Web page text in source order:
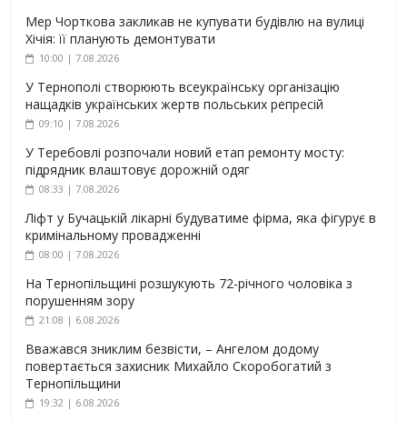
Мер Чорткова закликав не купувати будівлю на вулиці
Хічія: її планують демонтувати
10:00 | 7.08.2026
У Тернополі створюють всеукраїнську організацію
нащадків українських жертв польських репресій
09:10 | 7.08.2026
У Теребовлі розпочали новий етап ремонту мосту:
підрядник влаштовує дорожній одяг
08:33 | 7.08.2026
Ліфт у Бучацькій лікарні будуватиме фірма, яка фігурує в
кримінальному провадженні
08:00 | 7.08.2026
На Тернопільщині розшукують 72-річного чоловіка з
порушенням зору
21:08 | 6.08.2026
Вважався зниклим безвісти, – Ангелом додому
повертається захисник Михайло Скоробогатий з
Тернопільщини
19:32 | 6.08.2026